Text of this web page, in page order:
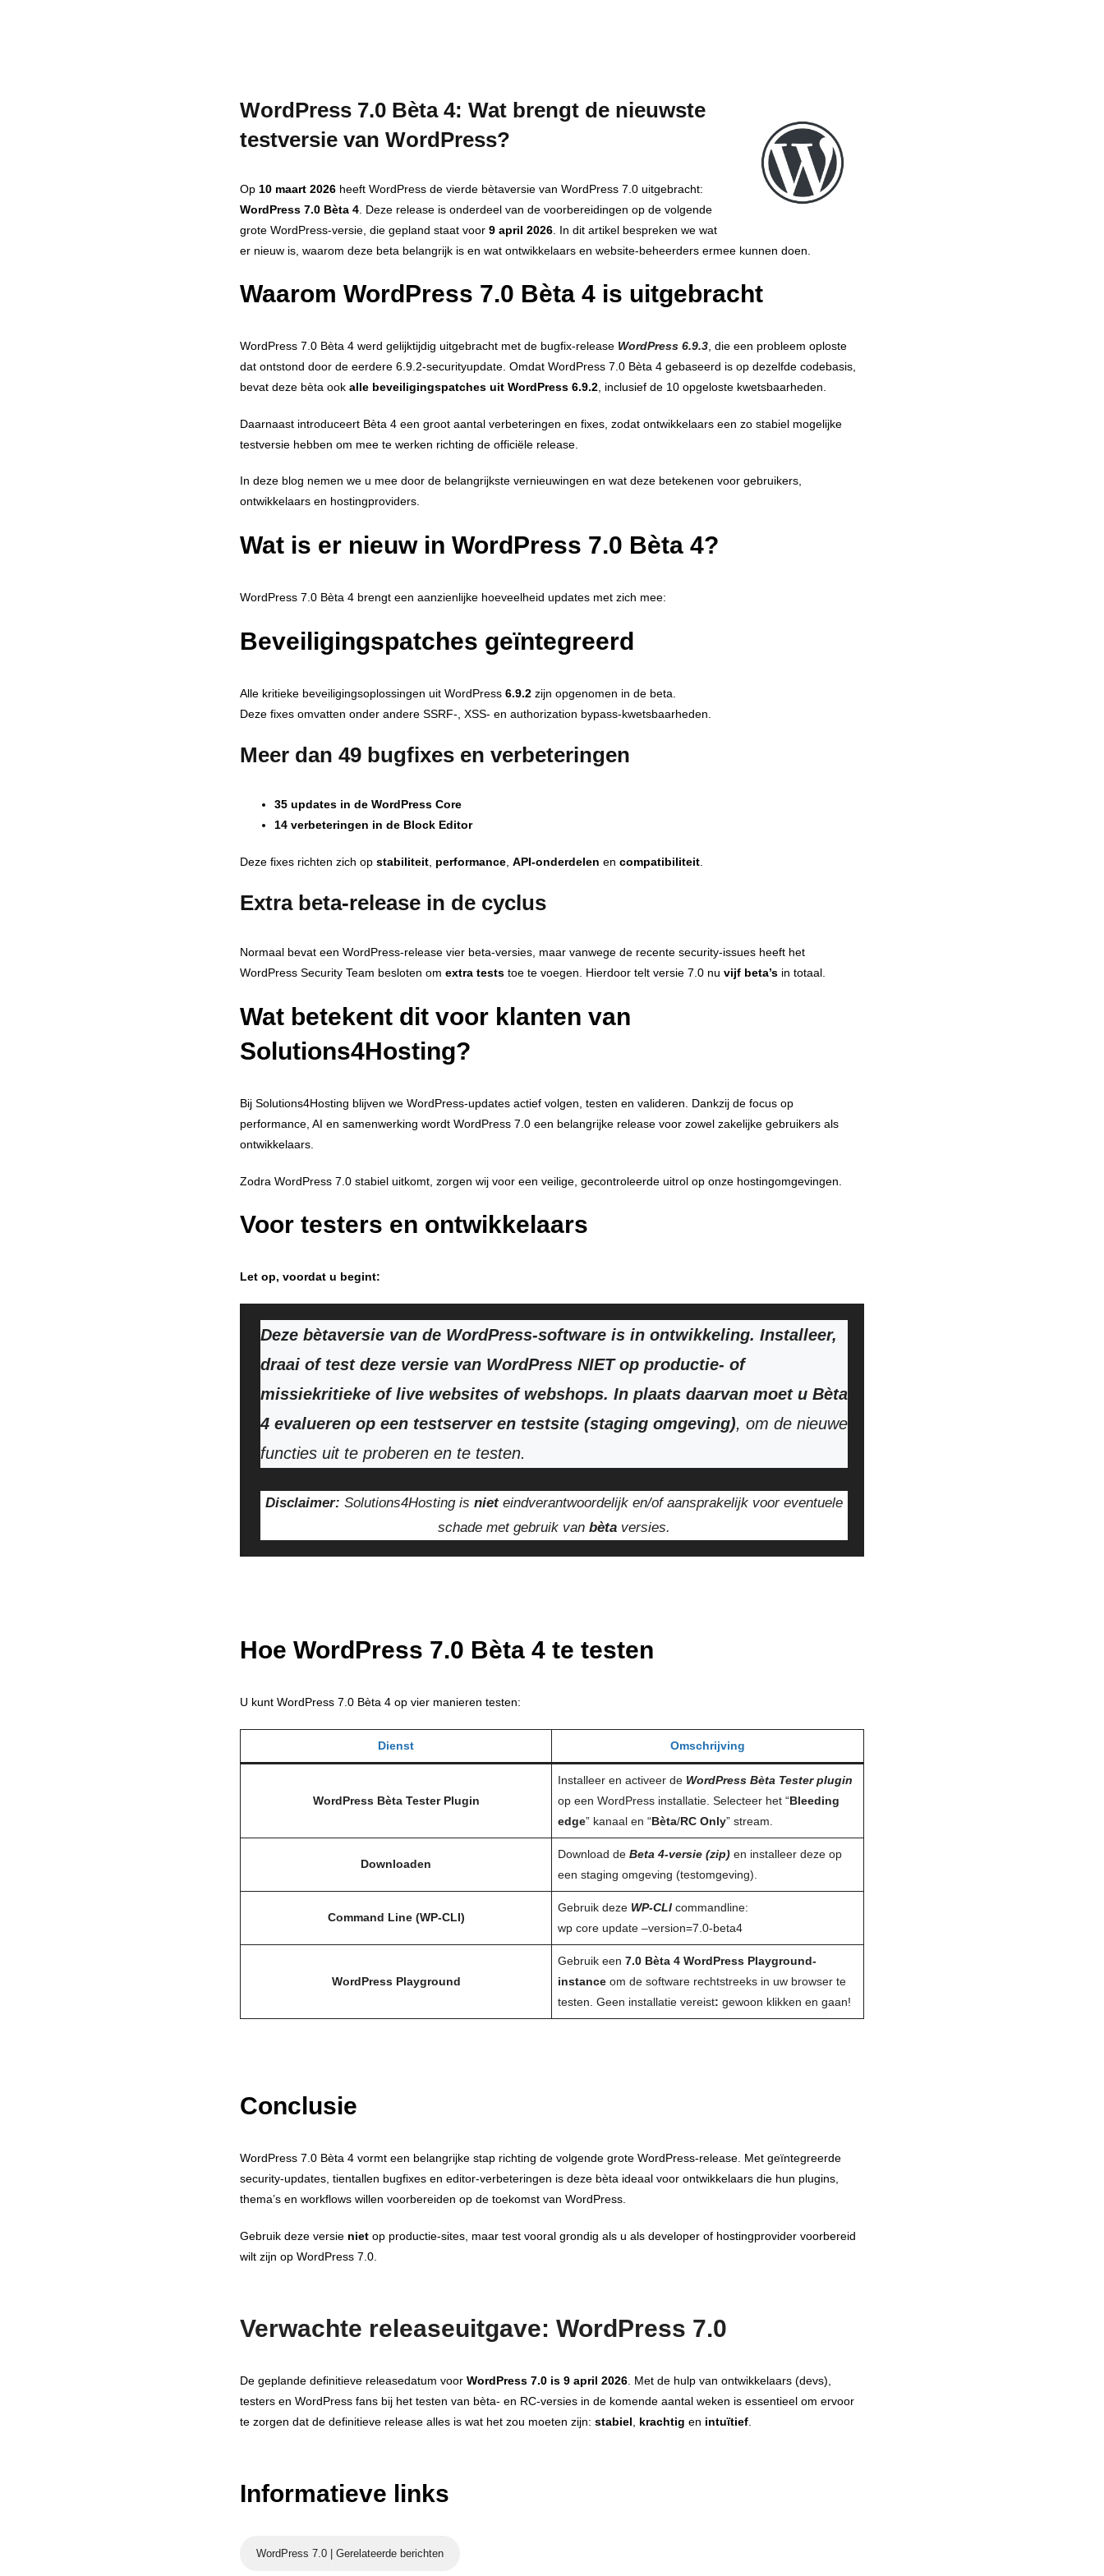
WordPress 7.0 Bèta 4: Wat brengt de nieuwste
testversie van WordPress?
Op 10 maart 2026 heeft WordPress de vierde bètaversie van WordPress 7.0 uitgebracht:
WordPress 7.0 Bèta 4 . Deze release is onderdeel van de voorbereidingen op de volgende
grote WordPress‑versie, die gepland staat voor 9 april 2026 . In dit artikel bespreken we wat
er nieuw is, waarom deze beta belangrijk is en wat ontwikkelaars en website‑beheerders ermee kunnen doen.
Waarom WordPress 7.0 Bèta 4 is uitgebracht
WordPress 7.0 Bèta 4 werd gelijktijdig uitgebracht met de bugfix‑release WordPress 6.9.3 , die een probleem oploste
dat ontstond door de eerdere 6.9.2‑securityupdate. Omdat WordPress 7.0 Bèta 4 gebaseerd is op dezelfde codebasis,
bevat deze bèta ook alle beveiligingspatches uit WordPress 6.9.2 , inclusief de 10 opgeloste kwetsbaarheden.
Daarnaast introduceert Bèta 4 een groot aantal verbeteringen en fixes, zodat ontwikkelaars een zo stabiel mogelijke
testversie hebben om mee te werken richting de officiële release.
In deze blog nemen we u mee door de belangrijkste vernieuwingen en wat deze betekenen voor gebruikers,
ontwikkelaars en hostingproviders.
Wat is er nieuw in WordPress 7.0 Bèta 4?
WordPress 7.0 Bèta 4 brengt een aanzienlijke hoeveelheid updates met zich mee:
Beveiligingspatches geïntegreerd
Alle kritieke beveiligingsoplossingen uit WordPress 6.9.2 zijn opgenomen in de beta.
Deze fixes omvatten onder andere SSRF‑, XSS‑ en authorization bypass‑kwetsbaarheden.
Meer dan 49 bugfixes en verbeteringen
35 updates in de WordPress Core
14 verbeteringen in de Block Editor
Deze fixes richten zich op stabiliteit performance API‑onderdelen en compatibiliteit
Extra beta-release in de cyclus
Normaal bevat een WordPress‑release vier beta-versies, maar vanwege de recente security‑issues heeft het
WordPress Security Team besloten om extra tests toe te voegen. Hierdoor telt versie 7.0 nu vijf beta’s in totaal.
Wat betekent dit voor klanten van
Solutions4Hosting?
Bij Solutions4Hosting blijven we WordPress‑updates actief volgen, testen en valideren. Dankzij de focus op
performance, AI en samenwerking wordt WordPress 7.0 een belangrijke release voor zowel zakelijke gebruikers als
ontwikkelaars.
Zodra WordPress 7.0 stabiel uitkomt, zorgen wij voor een veilige, gecontroleerde uitrol op onze hostingomgevingen.
Voor testers en ontwikkelaars
Let op, voordat u begint:
Deze bètaversie van de WordPress-software is in ontwikkeling. Installeer,
draai of test deze versie van WordPress NIET op productie- of
missiekritieke of live websites of webshops. In plaats daarvan moet u Bèta
4 evalueren op een testserver en testsite (staging omgeving), om de nieuwe
functies uit te proberen en te testen.
Disclaimer: Solutions4Hosting is nieteindverantwoordelijk en/of aansprakelijk voor eventuele
schade met gebruik van bèta versies.
Hoe WordPress 7.0 Bèta 4 te testen
U kunt WordPress 7.0 Bèta 4 op vier manieren testen:
Dienst Omschrijving
WordPress BètaTester Plugin
Installeer en activeer de WordPress Bèta Tester plugin
op een WordPress installatie. Selecteer het “Bleeding
edge” kanaal en “Bèta/RC Only” stream.
Downloaden
Download de Beta 4-versie (zip) en installeer deze op
een staging omgeving (testomgeving).
Command Line (WP-CLI)
Gebruik deze WP-CLI commandline:
wp core update –version=7.0-beta4
WordPress Playground
Gebruik een 7.0 Bèta 4 WordPress Playground-
instance om de software rechtstreeks in uw browser te
testen. Geen installatie vereist: gewoon klikken en gaan!
Conclusie
WordPress 7.0 Bèta 4 vormt een belangrijke stap richting de volgende grote WordPress‑release. Met geïntegreerde
security‑updates, tientallen bugfixes en editor‑verbeteringen is deze bèta ideaal voor ontwikkelaars die hun plugins,
thema’s en workflows willen voorbereiden op de toekomst van WordPress.
Gebruik deze versie niet op productie‑sites, maar test vooral grondig als u als developer of hostingprovider voorbereid
wilt zijn op WordPress 7.0.
Verwachte releaseuitgave: WordPress 7.0
De geplande definitieve releasedatum voor WordPress 7.0 is 9 april 2026 . Met de hulp van ontwikkelaars (devs),
testers en WordPress fans bij het testen van bèta- en RC-versies in de komende aantal weken is essentieel om ervoor
te zorgen dat de definitieve release alles is wat het zou moeten zijn: stabiel krachtig en intuïtief
Informatieve links
WordPress 7.0 | Gerelateerde berichten